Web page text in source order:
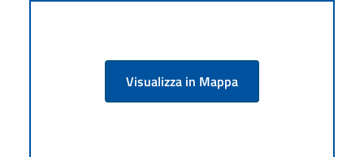
Visualizza in Mappa